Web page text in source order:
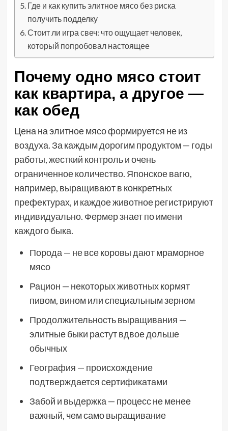
Где и как купить элитное мясо без риска
получить подделку
Стоит ли игра свеч: что ощущает человек,
который попробовал настоящее
Почему одно мясо стоит
как квартира, а другое —
как обед
Цена на элитное мясо формируется не из
воздуха. За каждым дорогим продуктом — годы
работы, жесткий контроль и очень
ограниченное количество. Японское вагю,
например, выращивают в конкретных
префектурах, и каждое животное регистрируют
индивидуально. Фермер знает по имени
каждого быка.
Порода — не все коровы дают мраморное
мясо
Рацион — некоторых животных кормят
пивом, вином или специальным зерном
Продолжительность выращивания —
элитные быки растут вдвое дольше
обычных
География — происхождение
подтверждается сертификатами
Забой и выдержка — процесс не менее
важный, чем само выращивание